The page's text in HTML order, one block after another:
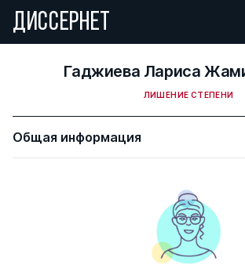
ДИССЕРНЕТ
Гаджиева Лариса
ЛИШЕНИЕ СТЕПЕНИ
Общая информация